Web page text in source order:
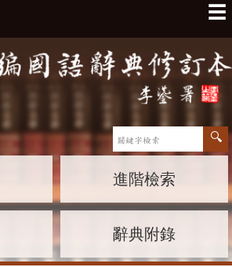
☰
進階檢索
辭典附錄